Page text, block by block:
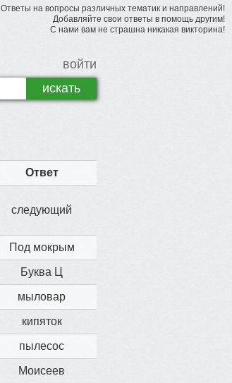
Ответы на вопросы различных тематик и направлений!
Добавляйте свои ответы в помощь другим!
С нами вам не страшна никакая викторина!
войти
Ответ
следующий
Под мокрым
Буква Ц
мыловар
кипяток
пылесос
Моисеев